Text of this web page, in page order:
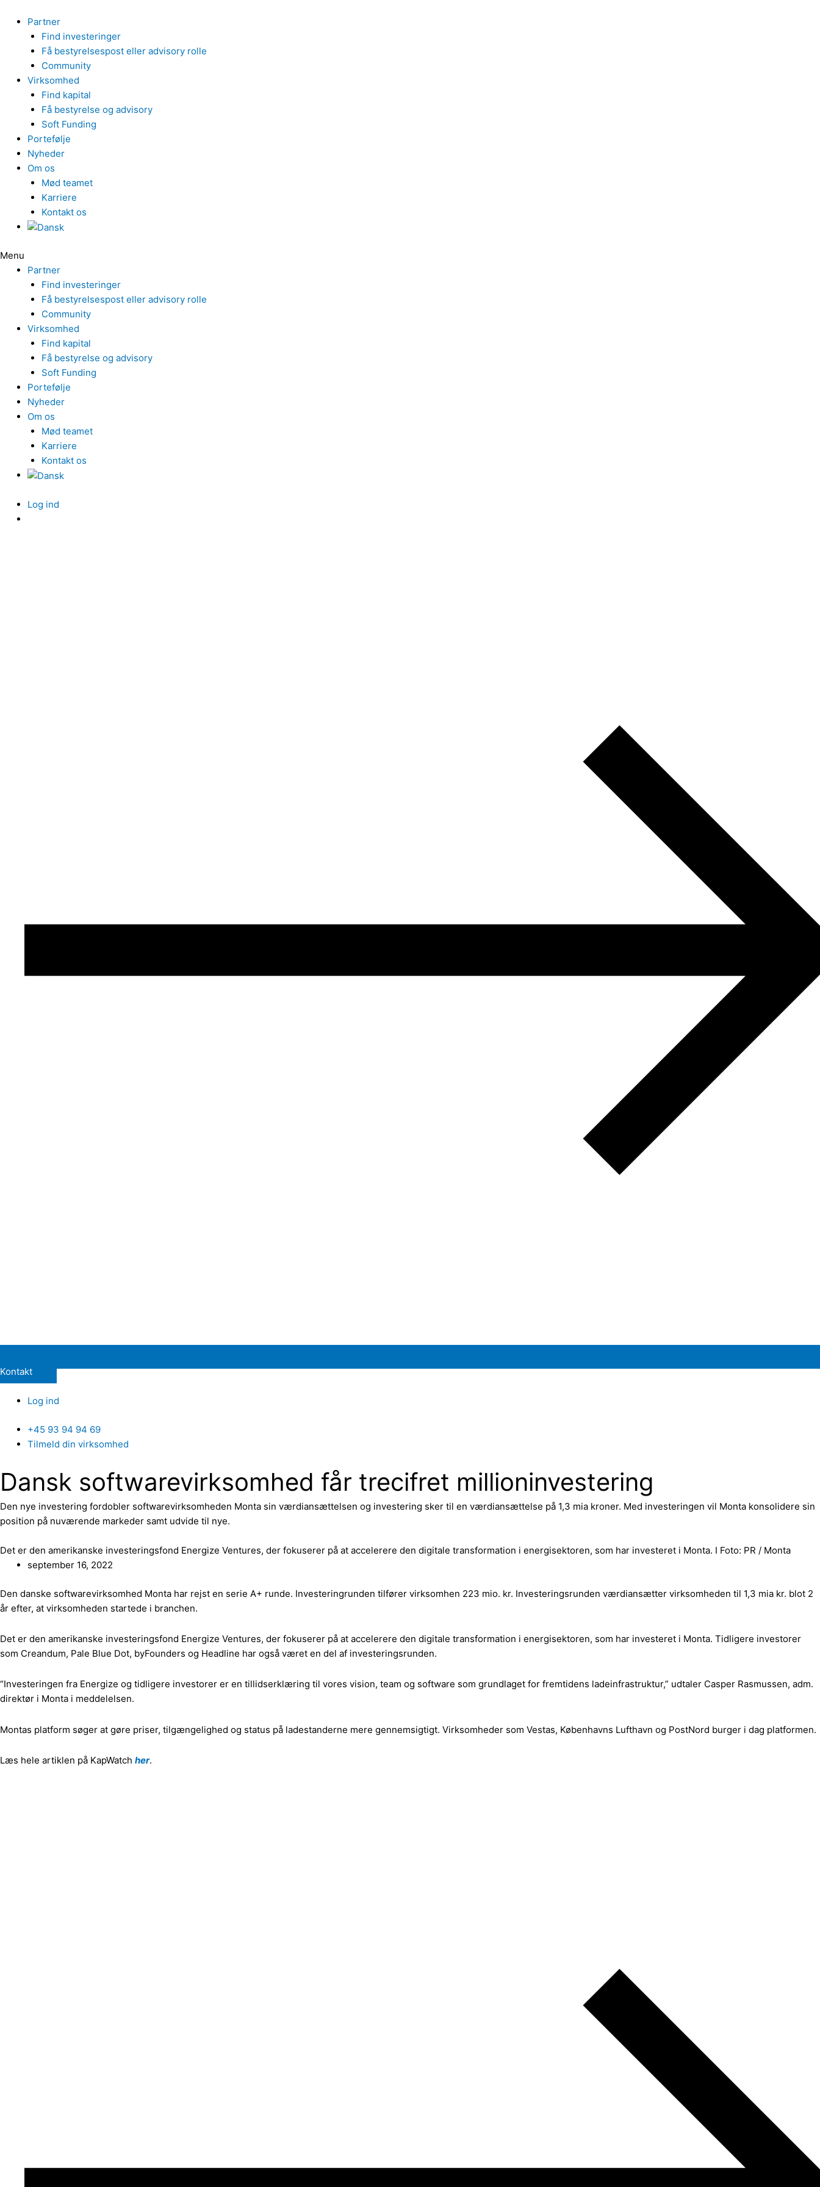
indholdet
Partner
Find investeringer
Få bestyrelsespost eller advisory rolle
Community
Virksomhed
Find kapital
Få bestyrelse og advisory
Soft Funding
Portefølje
Nyheder
Om os
Mød teamet
Karriere
Kontakt os
Menu
Partner
Find investeringer
Få bestyrelsespost eller advisory rolle
Community
Virksomhed
Find kapital
Få bestyrelse og advisory
Soft Funding
Portefølje
Nyheder
Om os
Mød teamet
Karriere
Kontakt os
Log ind
Kontakt
Log ind
+45 93 94 94 69
Tilmeld din virksomhed
Dansk softwarevirksomhed får trecifret millioninvestering
Den nye investering fordobler softwarevirksomheden Monta sin værdiansættelsen og investering sker til en værdiansættelse på 1,3 mia kroner. Med investeringen vil Monta konsolidere sin
position på nuværende markeder samt udvide til nye.
Det er den amerikanske investeringsfond Energize Ventures, der fokuserer på at accelerere den digitale transformation i energisektoren, som har investeret i Monta. I Foto: PR / Monta
september 16, 2022
Den danske softwarevirksomhed Monta har rejst en serie A+ runde. Investeringrunden tilfører virksomhen 223 mio. kr. Investeringsrunden værdiansætter virksomheden til 1,3 mia kr. blot 2
år efter, at virksomheden startede i branchen.
Det er den amerikanske investeringsfond Energize Ventures, der fokuserer på at accelerere den digitale transformation i energisektoren, som har investeret i Monta. Tidligere investorer
som Creandum, Pale Blue Dot, byFounders og Headline har også været en del af investeringsrunden.
“Investeringen fra Energize og tidligere investorer er en tillidserklæring til vores vision, team og software som grundlaget for fremtidens ladeinfrastruktur,” udtaler Casper Rasmussen, adm.
direktør i Monta i meddelelsen.
Montas platform søger at gøre priser, tilgængelighed og status på ladestanderne mere gennemsigtigt. Virksomheder som Vestas, Københavns Lufthavn og PostNord burger i dag platformen.
Læs hele artiklen på KapWatch her.